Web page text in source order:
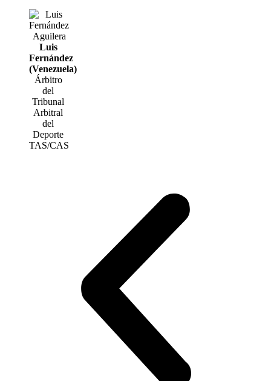
Luis
Fernández
(Venezuela)
Árbitro
del
Tribunal
Arbitral
del
Deporte
TAS/CAS